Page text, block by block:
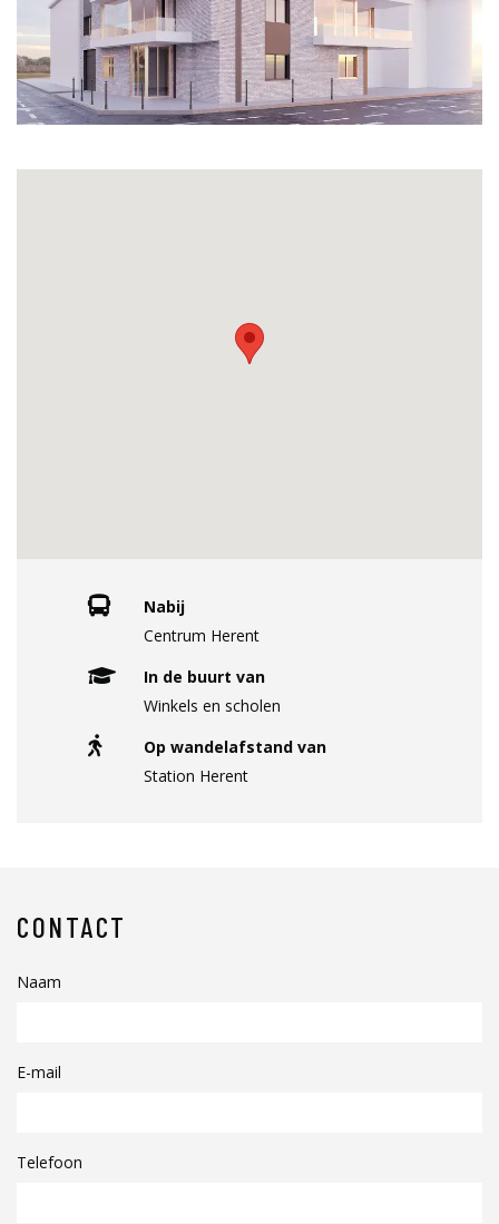
Nabij
Centrum Herent
In de buurt van
Winkels en scholen
Op wandelafstand van
Station Herent
CONTACT
Naam
E-mail
Telefoon